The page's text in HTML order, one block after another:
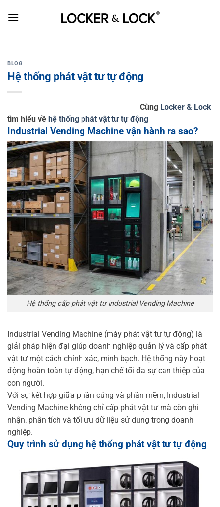
BLOG
Hệ thống phát vật tư tự động
Cùng Locker & Lock
tìm hiểu về hệ thống phát vật tư tự động
Industrial Vending Machine vận hành ra sao?
Hệ thống cấp phát vật tư Industrial Vending Machine
Industrial Vending Machine (máy phát vật tư tự động) là
giải pháp hiện đại giúp doanh nghiệp quản lý và cấp phát
vật tư một cách chính xác, minh bạch. Hệ thống này hoạt
động hoàn toàn tự động, hạn chế tối đa sự can thiệp của
con người.
Với sự kết hợp giữa phần cứng và phần mềm, Industrial
Vending Machine không chỉ cấp phát vật tư mà còn ghi
nhận, phân tích và tối ưu dữ liệu sử dụng trong doanh
nghiệp.
Quy trình sử dụng hệ thống phát vật tư tự động